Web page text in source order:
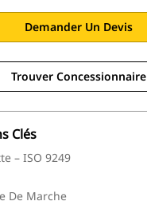
Demander Un Devis
Trouver Concessionnaire
Clés
– ISO 9249
De Marche